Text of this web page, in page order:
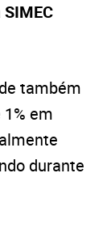
também
em
durante